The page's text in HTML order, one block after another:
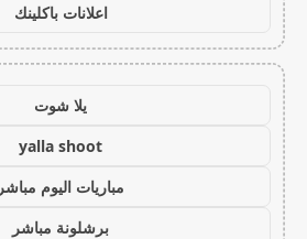
اعلانات باكلينك
يلا شوت
yalla shoot
مباريات اليوم مباشر
برشلونة مباشر